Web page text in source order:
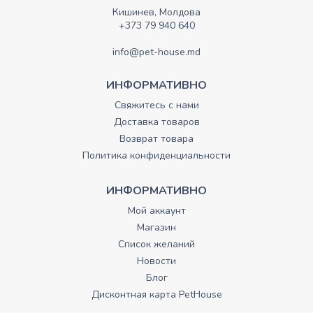
Кишинев, Молдова
+373 79 940 640
info@pet-house.md
ИНФОРМАТИВНО
Свяжитесь с нами
Доставка товаров
Возврат товара
Политика конфиденциальности
ИНФОРМАТИВНО
Мой аккаунт
Магазин
Список желаний
Новости
Блог
Дисконтная карта PetHouse